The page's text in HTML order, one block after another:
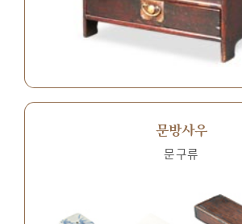
문방사우
문구류